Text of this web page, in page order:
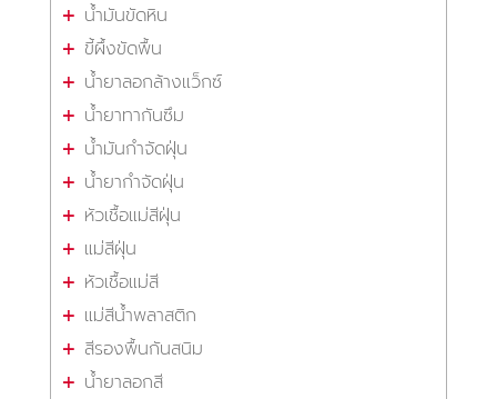
น้ำมันขัดหิน
ขี้ผึ้งขัดพื้น
น้ำยาลอกล้างแว็กซ์
น้ำยาทากันซึม
น้ำมันกำจัดฝุ่น
น้ำยากำจัดฝุ่น
หัวเชื้อแม่สีฝุ่น
แม่สีฝุ่น
หัวเชื้อแม่สี
แม่สีน้ำพลาสติก
สีรองพื้นกันสนิม
น้ำยาลอกสี